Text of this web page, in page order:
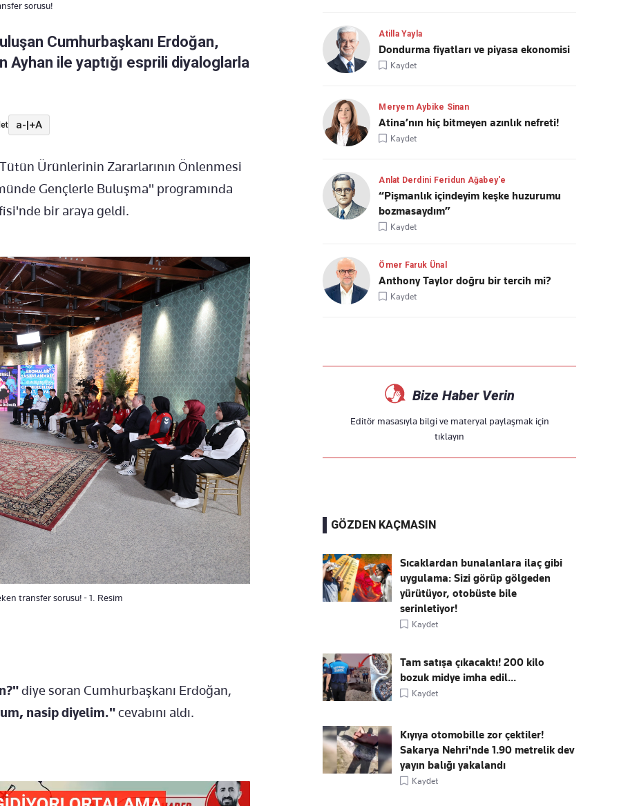
sorusu!
Cumhurbaşkanı Erdoğan,
Ayhan ile yaptığı esprili diyaloglarla
a-|+A
Ürünlerinin Zararlarının Önlenmesi
Gençlerle Buluşma" programında
bir araya geldi.
transfer sorusu! - 1. Resim
diye soran Cumhurbaşkanı Erdoğan,
nasip diyelim."cevabını aldı.
Atilla Yayla
Dondurma fiyatları ve piyasa ekonomisi
Kaydet
Meryem Aybike Sinan
Atina’nın hiç bitmeyen azınlık nefreti!
Kaydet
Anlat Derdini Feridun Ağabey'e
“Pişmanlık içindeyim keşke huzurumu
bozmasaydım”
Kaydet
Ömer Faruk Ünal
Anthony Taylor doğru bir tercih mi?
Kaydet
Bize Haber Verin
Editör masasıyla bilgi ve materyal paylaşmak için
tıklayın
GÖZDEN KAÇMASIN
Sıcaklardan bunalanlara ilaç gibi
uygulama: Sizi görüp gölgeden
yürütüyor, otobüste bile
serinletiyor!
Kaydet
Tam satışa çıkacaktı! 200 kilo
bozuk midye imha edil...
Kaydet
Kıyıya otomobille zor çektiler!
Sakarya Nehri'nde 1.90 metrelik dev
yayın balığı yakalandı
Kaydet